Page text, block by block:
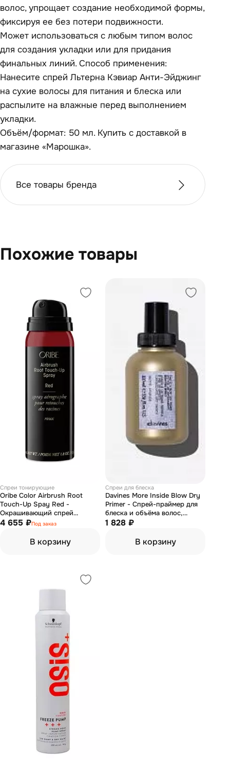
волос, упрощает создание необходимой формы,
фиксируя ее без потери подвижности.
Может использоваться с любым типом волос
для создания укладки или для придания
финальных линий. Способ применения:
Нанесите спрей Льтерна Кэвиар Анти-Эйджинг
на сухие волосы для питания и блеска или
распылите на влажные перед выполнением
укладки.
Объём/формат: 50 мл. Купить с доставкой в
магазине «Марошка».
Все товары бренда
Похожие товары
Спреи тонирующие
Oribe Color Airbrush Root
Touch-Up Spay Red -
Окрашивающий спрей
(рыжий) 75 мл
4 655 ₽Под заказ
В корзину
Спреи для блеска
Davines More Inside Blow Dry
Primer - Спрей-праймер для
блеска и объёма волос,
защиты от влаги 100 мл
1 828 ₽
В корзину